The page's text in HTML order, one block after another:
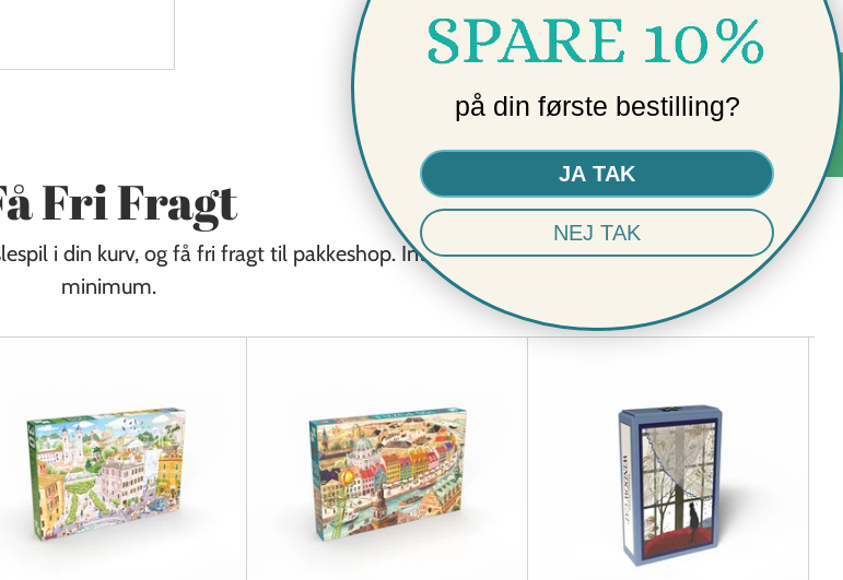
Fri Fragt
i din kurv, og få fri fragt til pakkeshop. Intet
minimum.
på din første bestilling?
JA TAK
NEJ TAK